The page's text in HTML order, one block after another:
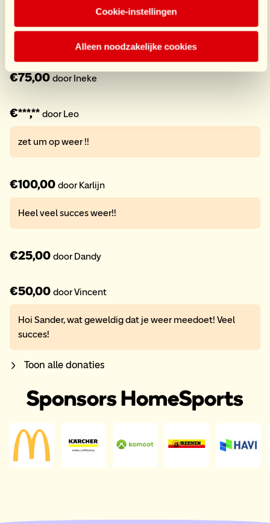
Cookie-instellingen
Alleen noodzakelijke cookies
door Michelle
Zet m op diehard!!!! Grt v ons
€75,00 door Ineke
€***,** door Leo
zet um op weer !!
€100,00 door Karlijn
Heel veel succes weer!!
€25,00 door Dandy
€50,00 door Vincent
Hoi Sander, wat geweldig dat je weer meedoet! Veel
succes!
Toon alle donaties
Sponsors HomeSports